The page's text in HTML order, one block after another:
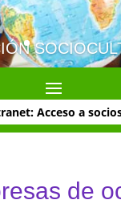
Acceso a
de